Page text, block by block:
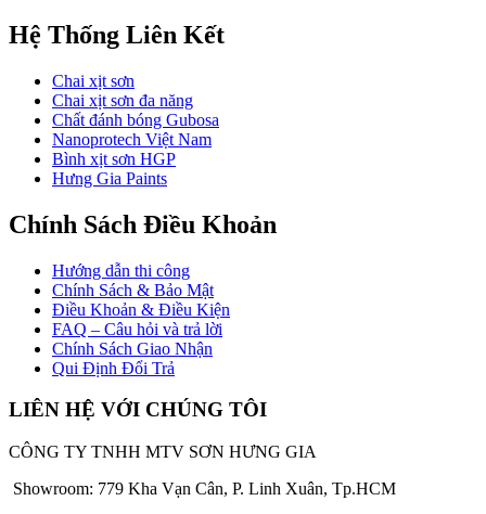
Hệ Thống Liên Kết
Chai xịt sơn
Chai xịt sơn đa năng
Chất đánh bóng Gubosa
Nanoprotech Việt Nam
Bình xịt sơn HGP
Hưng Gia Paints
Chính Sách Điều Khoản
Hướng dẫn thi công
Chính Sách & Bảo Mật
Điều Khoản & Điều Kiện
FAQ – Câu hỏi và trả lời
Chính Sách Giao Nhận
Qui Định Đổi Trả
LIÊN HỆ VỚI CHÚNG TÔI
CÔNG TY TNHH MTV SƠN HƯNG GIA
Showroom: 779 Kha Vạn Cân, P. Linh Xuân, Tp.HCM